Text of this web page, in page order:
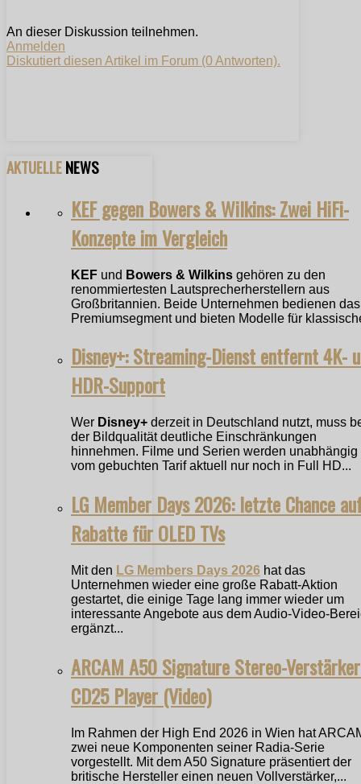
An dieser Diskussion teilnehmen.
Anmelden
Diskutiert diesen Artikel im Forum (0 Antworten).
AKTUELLENEWS
KEF gegen Bowers & Wilkins: Zwei HiFi-
Konzepte im Vergleich
KEF und Bowers & Wilkins gehören zu den
renommiertesten Lautsprecherherstellern aus
Großbritannien. Beide Unternehmen bedienen das
Premiumsegment und bieten Modelle für
Disney+: Streaming-Dienst entfernt 4K-
HDR-Support
Wer Disney+ derzeit in Deutschland nutzt, muss
der Bildqualität deutliche Einschränkungen
hinnehmen. Filme und Serien werden unabhängig
vom gebuchten Tarif aktuell nur noch in Full HD...
LG Member Days 2026: letzte Chance
Rabatte für OLED TVs
Mit den LG Members Days 2026 hat das
Unternehmen wieder eine große Rabatt-Aktion
gestartet, die einige Tage lang immer wieder um
interessante Angebote aus dem Audio-Video-
ergänzt...
ARCAM A50 Signature Stereo-
CD25 Player (Video)
Im Rahmen der High End 2026 in Wien hat
zwei neue Komponenten seiner Radia-Serie
vorgestellt. Mit dem A50 Signature präsentiert der
britische Hersteller einen neuen Vollverstärker,...